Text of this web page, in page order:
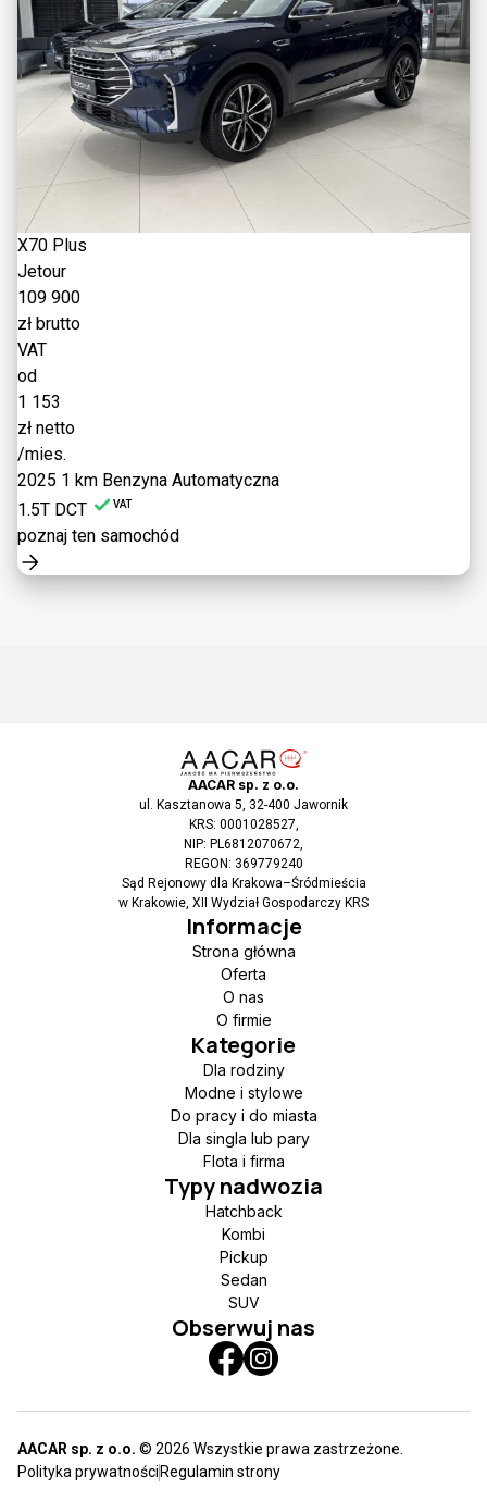
X70 Plus
Jetour
109 900
zł brutto
VAT
od
1 153
zł netto
/mies.
2025 1 km Benzyna Automatyczna
1.5T DCT
VAT
poznaj ten samochód
AACAR sp. z o.o.
ul. Kasztanowa 5, 32-400 Jawornik
KRS: 0001028527,
NIP: PL6812070672,
REGON: 369779240
Sąd Rejonowy dla Krakowa–Śródmieścia
w Krakowie, XII Wydział Gospodarczy KRS
Informacje
Strona główna
Oferta
O nas
O firmie
Kategorie
Dla rodziny
Modne i stylowe
Do pracy i do miasta
Dla singla lub pary
Flota i firma
Typy nadwozia
Hatchback
Kombi
Pickup
Sedan
SUV
Obserwuj nas
AACAR sp. z o.o. © 2026 Wszystkie prawa zastrzeżone.
Polityka prywatności Regulamin strony